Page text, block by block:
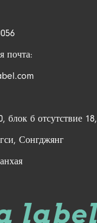
почта:
блок б отсутствие 18,
Сонгджянг